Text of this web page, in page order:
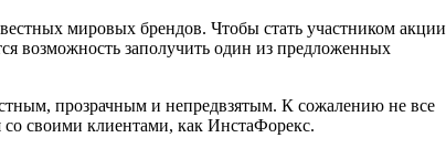
мировых брендов. Чтобы стать участником акции
возможность заполучить один из предложенных
прозрачным и непредвзятым. К сожалению не все
со своими клиентами, как ИнстаФорекс.